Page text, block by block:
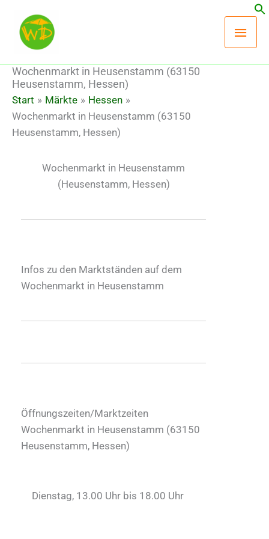
Inhalt
springen
Wochenmarkt in Heusenstamm (63150
Heusenstamm, Hessen)
Start Märkte
Hessen
Wochenmarkt in Heusenstamm (63150
Heusenstamm, Hessen)
Wochenmarkt in Heusenstamm
(Heusenstamm, Hessen)
Infos zu den Marktständen auf dem
Wochenmarkt in Heusenstamm
Öffnungszeiten/Marktzeiten
Wochenmarkt in Heusenstamm (63150
Heusenstamm, Hessen)
Dienstag, 13.00 Uhr bis 18.00 Uhr